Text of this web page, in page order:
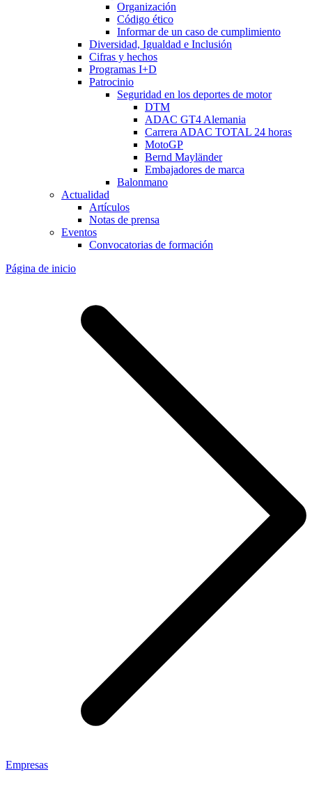
Organización
Código ético
Informar de un caso de cumplimiento
Diversidad, Igualdad e Inclusión
Cifras y hechos
Programas I+D
Patrocinio
Seguridad en los deportes de motor
DTM
ADAC GT4 Alemania
Carrera ADAC TOTAL 24 horas
MotoGP
Bernd Mayländer
Embajadores de marca
Balonmano
Actualidad
Artículos
Notas de prensa
Eventos
Convocatorias de formación
Página de inicio
Empresas